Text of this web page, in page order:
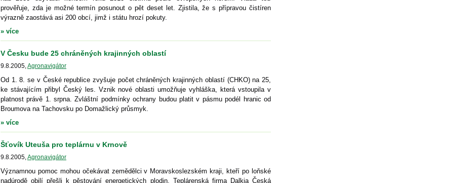
prověřuje, zda je možné termín posunout o pět deset let. Zjistila, že s přípravou čistíren
výrazně zaostává asi 200 obcí, jimž i státu hrozí pokuty.
» více
V Česku bude 25 chráněných krajinných oblastí
9.8.2005, Agronavigátor
Od 1. 8. se v České republice zvyšuje počet chráněných krajinných oblastí (CHKO) na 25,
ke stávajícím přibyl Český les. Vznik nové oblasti umožňuje vyhláška, která vstoupila v
platnost právě 1. srpna. Zvláštní podmínky ochrany budou platit v pásmu podél hranic od
Broumova na Tachovsku po Domažlický průsmyk.
» více
Šťovík Uteuša pro teplárnu v Krnově
9.8.2005, Agronavigátor
Významnou pomoc mohou očekávat zemědělci v Moravskoslezském kraji, kteří po loňské
nadúrodě obilí přešli k pěstování energetických plodin. Teplárenská firma Dalkia Česká